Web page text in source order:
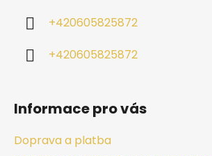
+420605825872
+420605825872
Informace pro vás
Doprava a platba